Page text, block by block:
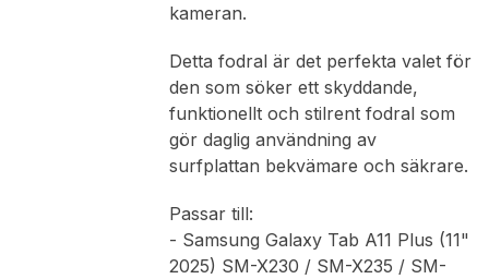
kameran.
Detta fodral är det perfekta valet för
den som söker ett skyddande,
funktionellt och stilrent fodral som
gör daglig användning av
surfplattan bekvämare och säkrare.
Passar till:
- Samsung Galaxy Tab A11 Plus (11"
2025) SM-X230 / SM-X235 / SM-